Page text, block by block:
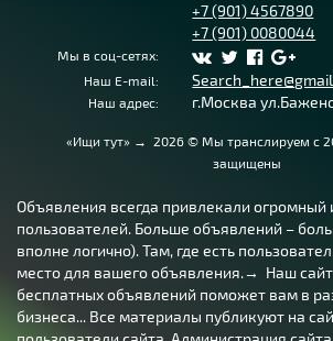
+7 (901) 4567890
+7 (901) 0080044
Мы в соц-сетях:
Наш E-mail:
Наш адрес: г.Москва
«Ищи тут» → 2026© Мы транслируем с
защищены
Объявления всегда привлекали огромный
пользователей. Больше объявлений –
вполне логично). Там, где есть
место для вашего объявления.→ Наш сайт
бесплатных объявлений поможет вам в
бизнеса... Все материалы публикуют на